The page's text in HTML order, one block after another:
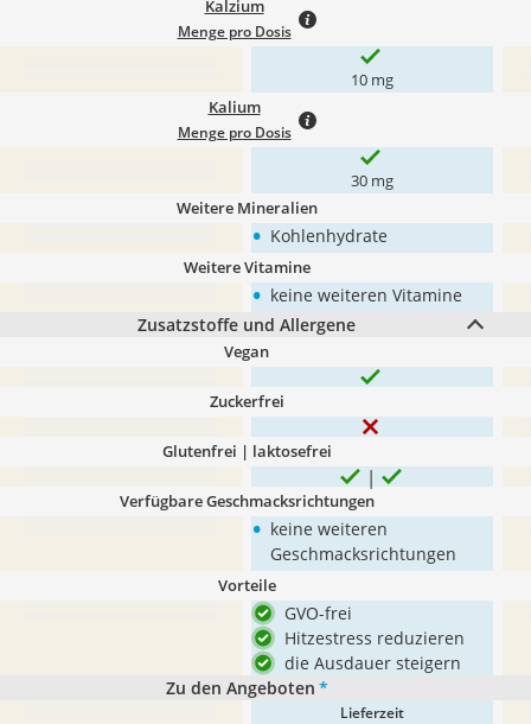
Kalzium
Menge pro Dosis
10 mg
Kalium
Menge pro Dosis
30 mg
Weitere Mineralien
• Kohlenhydrate
Weitere Vitamine
• keine weiteren Vitamine
Zusatzstoffe und Allergene
Vegan
Zuckerfrei
Glutenfrei | laktosefrei
Verfügbare Geschmacksrichtungen
• keine weiteren
Geschmacksrichtungen
Vorteile
GVO-frei
Hitzestress reduzieren
die Ausdauer steigern
Zu den Angeboten *
Lieferzeit